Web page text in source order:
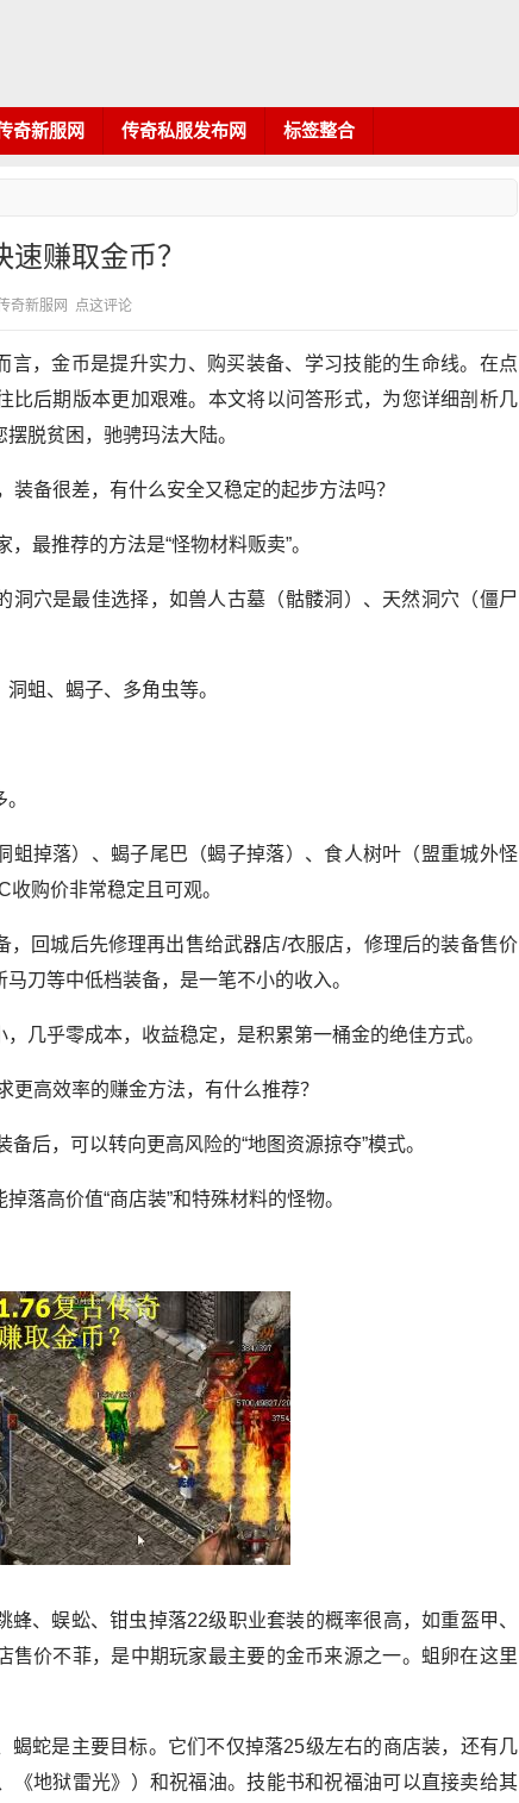
奇新服网 传奇私服发布网 标签整合
赚取金币？
奇新服网 点这评论
言，金币是提升实力、购买装备、学习技能的生命线。在点
比后期版本更加艰难。本文将以问答形式，为您详细剖析几
脱贫困，驰骋玛法大陆。
装备很差，有什么安全又稳定的起步方法吗？
最推荐的方法是“怪物材料贩卖”。
洞穴是最佳选择，如兽人古墓（骷髅洞）、天然洞穴（僵尸
蛆、蝎子、多角虫等。
蛆掉落）、蝎子尾巴（蝎子掉落）、食人树叶（盟重城外怪
购价非常稳定且可观。
，回城后先修理再出售给武器店/衣服店，修理后的装备售价
刀等中低档装备，是一笔不小的收入。
几乎零成本，收益稳定，是积累第一桶金的绝佳方式。
高效率的赚金方法，有什么推荐？
后，可以转向更高风险的“地图资源掠夺”模式。
落高价值“商店装”和特殊材料的怪物。
、蜈蚣、钳虫掉落22级职业套装的概率很高，如重盔甲、
售价不菲，是中期玩家最主要的金币来源之一。蛆卵在这里
蝎蛇是主要目标。它们不仅掉落25级左右的商店装，还有几
《地狱雷光》）和祝福油。技能书和祝福油可以直接卖给其